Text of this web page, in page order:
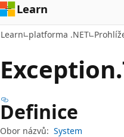
Learn
Learn platforma .NET
Exception.
Definice
Obor názvů: System